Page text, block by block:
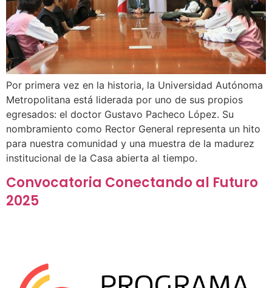
Por primera vez en la historia, la Universidad Autónoma
Metropolitana está liderada por uno de sus propios
egresados: el doctor Gustavo Pacheco López. Su
nombramiento como Rector General representa un hito
para nuestra comunidad y una muestra de la madurez
institucional de la Casa abierta al tiempo.
Convocatoria Conectando al Futuro
2025